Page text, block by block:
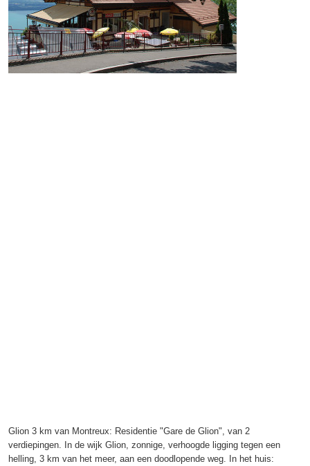
Glion 3 km van Montreux: Residentie "Gare de Glion", van 2
verdiepingen. In de wijk Glion, zonnige, verhoogde ligging tegen een
helling, 3 km van het meer, aan een doodlopende weg. In het huis: